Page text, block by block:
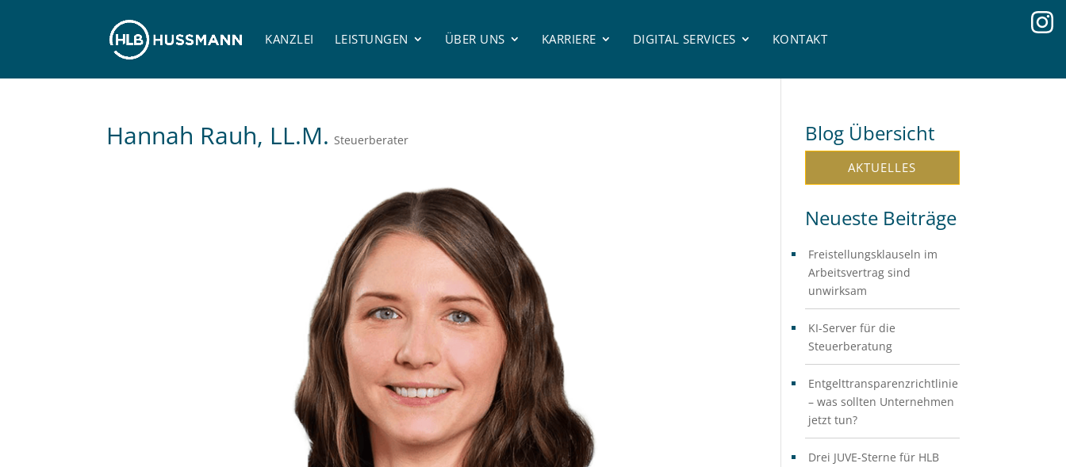
KANZLEI LEISTUNGEN ÜBER UNS KARRIERE DIGITAL SERVICES KONTAKT
Hannah Rauh, LL.M. Steuerberater Blog Übersicht
AKTUELLES
Neueste Beiträge
Freistellungsklauseln im
Arbeitsvertrag sind
unwirksam
KI-Server für die
Steuerberatung
Entgelttransparenzrichtlinie
– was sollten Unternehmen
jetzt tun?
Drei JUVE-Sterne für HLB